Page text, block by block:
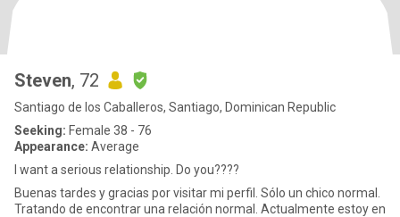
Steven, 72
Santiago de los Caballeros, Santiago, Dominican Republic
Seeking: Female 38 - 76
Appearance: Average
I want a serious relationship. Do you????
Buenas tardes y gracias por visitar mi perfil. Sólo un chico normal.
Tratando de encontrar una relación normal. Actualmente estoy en